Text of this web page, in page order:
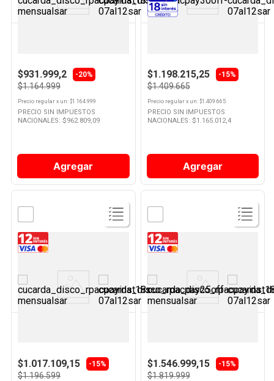
$931.999,2 -20%
$1.164.999
Precio regular x un: $1.164.999
PRECIO SIN IMPUESTOS
NACIONALES: $962.809,09
Agregar
$1.198.215,25 -15%
$1.409.665
Precio regularx un: $1.409.665
PRECIO SIN IMPUESTOS
NACIONALES: $1.165.012,4
Agregar
Ver
Producto
$1.017.109,15 -15%
$1.196.599
Ver
Producto
$1.546.999,15 -15%
$1.819.999